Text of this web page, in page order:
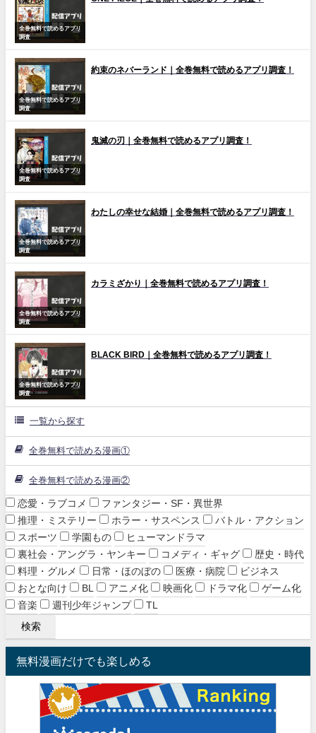
全巻無料で読めるアプリ
調査
全巻無料で読めるアプリ
調査
約束のネバーランド｜全巻無料で読めるアプリ調査！
全巻無料で読めるアプリ
調査
鬼滅の刃｜全巻無料で読めるアプリ調査！
全巻無料で読めるアプリ
調査
わたしの幸せな結婚｜全巻無料で読めるアプリ調査！
全巻無料で読めるアプリ
調査
カラミざかり｜全巻無料で読めるアプリ調査！
全巻無料で読めるアプリ
調査
BLACK BIRD｜全巻無料で読めるアプリ調査！
一覧から探す
全巻無料で読める漫画①
全巻無料で読める漫画②
恋愛・ラブコメ
ファンタジー・SF・異世界
推理・ミステリー
ホラー・サスペンス
バトル・アクション
スポーツ
学園もの
ヒューマンドラマ
裏社会・アングラ・ヤンキー
コメディ・ギャグ
歴史・時代
料理・グルメ
日常・ほのぼの 医療・病院
ビジネス
おとな向け
BL アニメ化 映画化 ドラマ化
ゲーム化
音楽
週刊少年ジャンプ TL
無料漫画だけでも楽しめる